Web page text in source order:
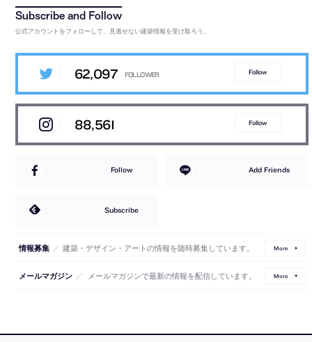
公式アカウントをフォローして、見逃せない建築情報を受け取ろう。
62,097 Follow
88,561 Follow
Follow Add Friends
Subscribe
情報募集 ／ 建築・デザイン・アートの情報を随時募集しています。 More
メールマガジン ／ メールマガジンで最新の情報を配信しています。 More